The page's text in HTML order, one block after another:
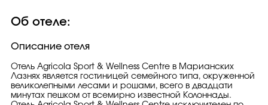
Об отеле:
Описание отеля
Отель Agricola Sport & Wellness Centre в Марианских
Лазнях является гостиницей семейного типа, окруженной
великолепными лесами и рошами, всего в двадцати
минутах пешком от всемирно известной Колоннады.